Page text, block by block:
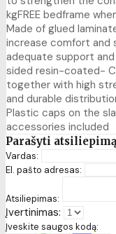
kgFREE bedframe
Made of glued
increase comfort and
adequate support
sided resin-coated-
together with high
and durable
Plastic caps on the
accessories included
Parašyti atsiliepimą
Vardas:
El. pašto adresas:
Atsiliepimas:
Įvertinimas:
Įveskite saugos kodą: